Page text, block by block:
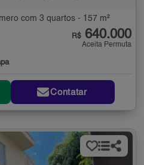
com 3 quartos - 157 m²
R$ 640.000
Aceita Permuta
Contatar